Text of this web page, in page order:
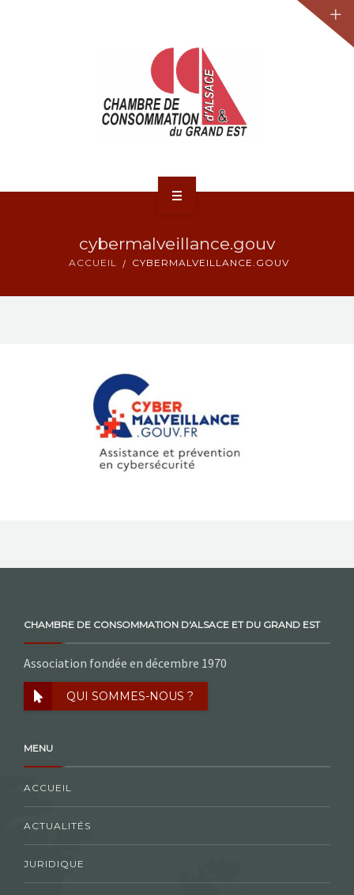
ACTUALITÉScybermalveillance.gouv
ACCUEIL CYBERMALVEILLANCE.GOUV
CHAMBRE DE CONSOMMATION D'ALSACE ET DU GRAND EST
Association fondée en décembre 1970
QUI SOMMES-NOUS ?
MENU
ACCUEIL
ACTUALITÉS
JURIDIQUE